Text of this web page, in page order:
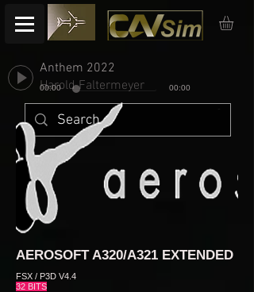
Anthem 2022
Harold Faltermeyer
00:00 00:00
AEROSOFT A320/A321 EXTENDED
FSX / P3D V4.4
32 BITS